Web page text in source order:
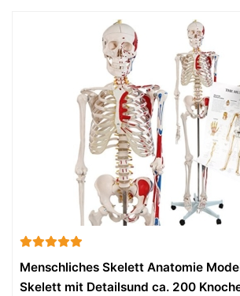
Menschliches Skelett Anatomie
Skelett mit Detailsund ca. 200